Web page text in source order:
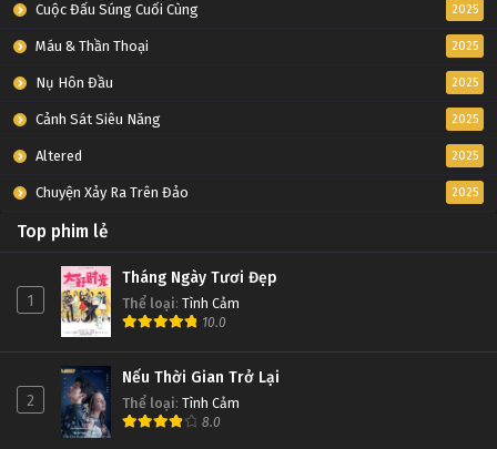
Cuộc Đấu Súng Cuối Cùng 2025
Máu & Thần Thoại 2025
Nụ Hôn Đầu 2025
Cảnh Sát Siêu Năng 2025
Altered 2025
Chuyện Xảy Ra Trên Đảo 2025
Top phim lẻ
1
Tháng Ngày Tươi Đẹp
Thể loại: Tình Cảm
10.0
2
Nếu Thời Gian Trở Lại
Thể loại: Tình Cảm
8.0